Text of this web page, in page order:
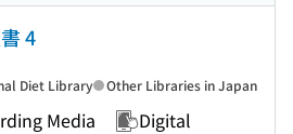
4
Media Digital
Diet Library Other Libraries in Japan